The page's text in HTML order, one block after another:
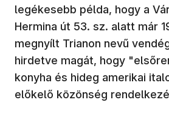
legékesebb példa, hogy a
Hermina út 53. sz. alatt már
megnyílt Trianon nevű
hirdetve magát, hogy
konyha és hideg amerikai
előkelő közönség